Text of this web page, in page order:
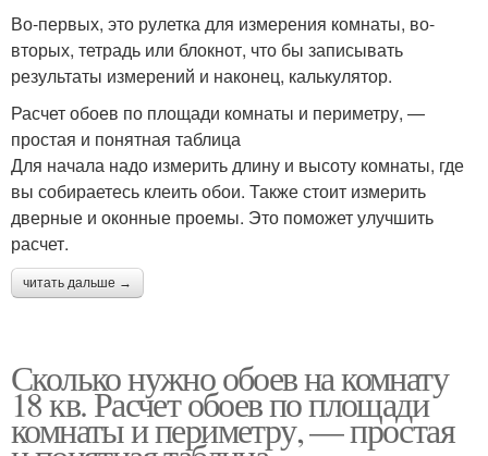
Во-первых, это рулетка для измерения комнаты, во-
вторых, тетрадь или блокнот, что бы записывать
результаты измерений и наконец, калькулятор.
Расчет обоев по площади комнаты и периметру, —
простая и понятная таблица
Для начала надо измерить длину и высоту комнаты, где
вы собираетесь клеить обои. Также стоит измерить
дверные и оконные проемы. Это поможет улучшить
расчет.
читать дальше →
Сколько нужно обоев на комнату
18 кв. Расчет обоев по площади
комнаты и периметру, — простая